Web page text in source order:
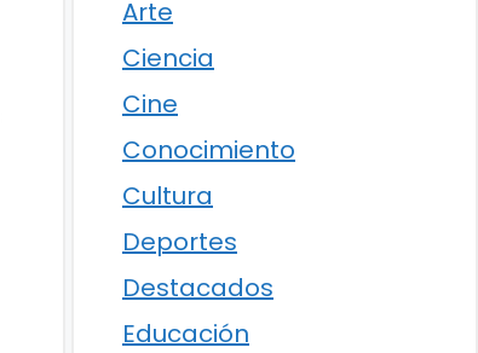
Arte
Ciencia
Cine
Conocimiento
Cultura
Deportes
Destacados
Educación